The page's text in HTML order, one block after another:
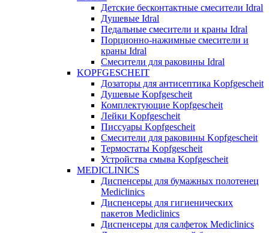
Детские бесконтактные смесители Idral
Душевые Idral
Педальные смесители и краны Idral
Порционно-нажимные смесители и
краны Idral
Смеcители для раковины Idral
KOPFGESCHEIT
Дозаторы для антисептика Kopfgescheit
Душевые Kopfgescheit
Комплектующие Kopfgescheit
Лейки Kopfgescheit
Писсуары Kopfgescheit
Смесители для раковины Kopfgescheit
Термостаты Kopfgescheit
Устройства смыва Kopfgescheit
MEDICLINICS
Диспенсеры для бумажных полотенец
Mediclinics
Диспенсеры для гигиенических
пакетов Mediclinics
Диспенсеры для салфеток Mediclinics